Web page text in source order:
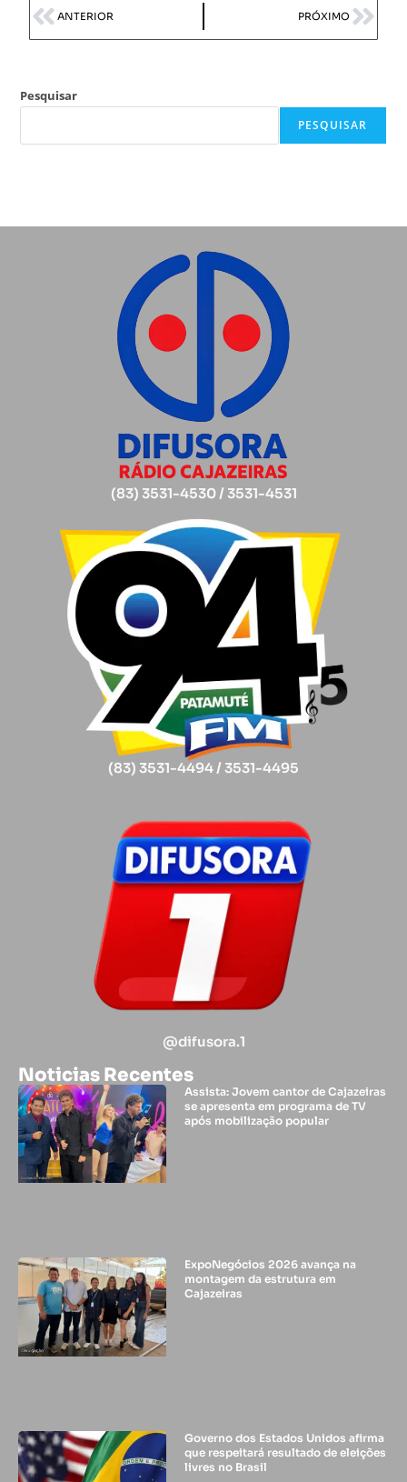
ANTERIOR PRÓXIMO
Pesquisar
PESQUISAR
(83) 3531-4530 / 3531-4531
(83) 3531-4494 / 3531-4495
@difusora.1
Noticias Recentes
Assista: Jovem cantor de Cajazeiras
se apresenta em programa de TV
após mobilização popular
ExpoNegócios 2026 avança na
montagem da estrutura em
Cajazeiras
Governo dos Estados Unidos afirma
que respeitará resultado de eleições
livres no Brasil